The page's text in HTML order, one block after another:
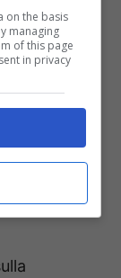
reattivo e
è
di mille
in
Con
on the basis
managing
of this page
in privacy